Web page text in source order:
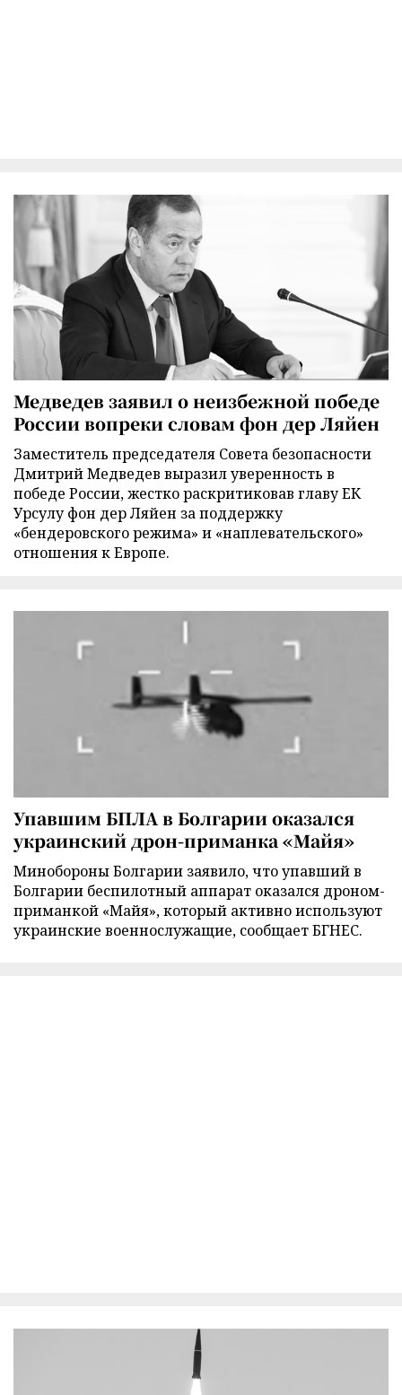
Медведев заявил о неизбежной победе
России вопреки словам фон дер Ляйен
Заместитель председателя Совета безопасности
Дмитрий Медведев выразил уверенность в
победе России, жестко раскритиковав главу ЕК
Урсулу фон дер Ляйен за поддержку
«бендеровского режима» и «наплевательского»
отношения к Европе.
Упавшим БПЛА в Болгарии оказался
украинский дрон-приманка «Майя»
Минобороны Болгарии заявило, что упавший в
Болгарии беспилотный аппарат оказался дроном-
приманкой «Майя», который активно используют
украинские военнослужащие, сообщает БГНЕС.